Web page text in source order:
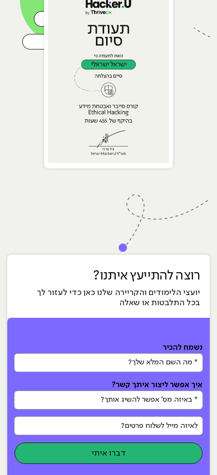
רוצה להתייעץ איתנו?
יועצי הלימודים והקריירה שלנו כאן כדי לעזור לך
בכל התלבטות או שאלה
נשמח להכיר
* מה השם המלא שלך?
איך אפשר ליצור איתך קשר?
* באיזה מס' אפשר להשיג אותך?
לאיזה מייל לשלוח פרטים?
דברו איתי